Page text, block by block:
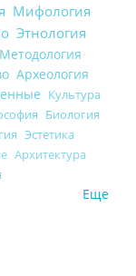
Мифология
Этнология
Методология
Археология
Культура
Биология
Эстетика
Архитектура
Еще